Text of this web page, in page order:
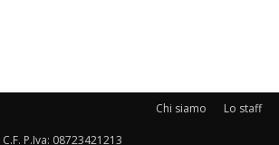
Chi siamo Lo staff
P.Iva: 08723421213